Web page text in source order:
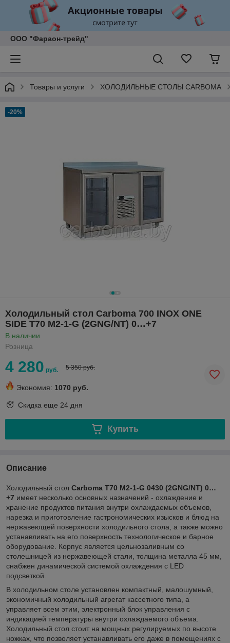
ООО "Фараон-трейд"
Товары и услуги ХОЛОДИЛЬНЫЕ СТОЛЫ CARBOMA
-20%
Холодильный стол Carboma 700 INOX ONE
SIDE T70 M2-1-G (2GNG/NT) 0…+7
В наличии
Розница
4 280 руб. 5 350 руб.
Экономия: 1070 руб.
Скидка еще 24 дня
Купить
Описание
Холодильный стол Carboma T70 M2-1-G 0430 (2GNG/NT) 0…
+7 имеет несколько основных назначений - охлаждение и
хранение продуктов питания внутри охлаждаемых объемов,
нарезка и приготовление гастрономических изысков и блюд на
нержавеющей поверхности холодильного стола, а также можно
устанавливать на его поверхность технологическое и барное
оборудование. Корпус является цельнозаливным со
столешницей из нержавеющей стали, толщина металла 45 мм,
снабжен динамической системой охлаждения с LED
подсветкой.
В холодильном столе установлен компактный, малошумный,
экономичный холодильный агрегат кассетного типа, а
управляет всем этим, электронный блок управления с
индикацией температуры внутри охлаждаемого объема.
Холодильный стол стоит на мощных регулируемых по высоте
ножках, что позволяет устанавливать его даже в помещениях с